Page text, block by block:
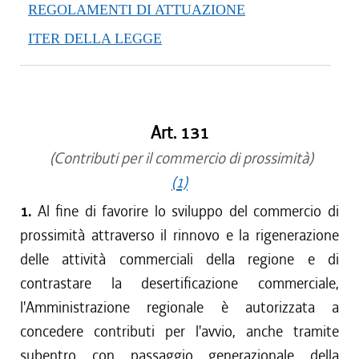
REGOLAMENTI DI ATTUAZIONE
ITER DELLA LEGGE
Art. 131
(Contributi per il commercio di prossimità)
(1)
1. Al fine di favorire lo sviluppo del commercio di
prossimità attraverso il rinnovo e la rigenerazione
delle attività commerciali della regione e di
contrastare la desertificazione commerciale,
l'Amministrazione regionale è autorizzata a
concedere contributi per l'avvio, anche tramite